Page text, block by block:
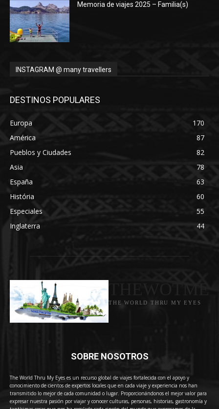
Memoria de viajes 2025 – Familia(s)
INSTAGRAM @ many travellers
DESTINOS POPULARES
Europa
170
América
87
Pueblos y Ciudades
82
Asia
78
España
63
História
60
Especiales
55
Inglaterra
44
THE WORLD THRU MY EYES
SOBRE NOSOTROS
The World Thru My Eyes es un recurso global de viajes fortalecida con el apoyo y
conocimiento de cientos de expertos locales que en cada viaje y experiencia nos han
transmitido lo mejor de cada comunidad o lugar. Proporcionándonos el mejor valor para
expresar nuestra pasión por viajar y conocer culturas, personas, historias, gastronomía y